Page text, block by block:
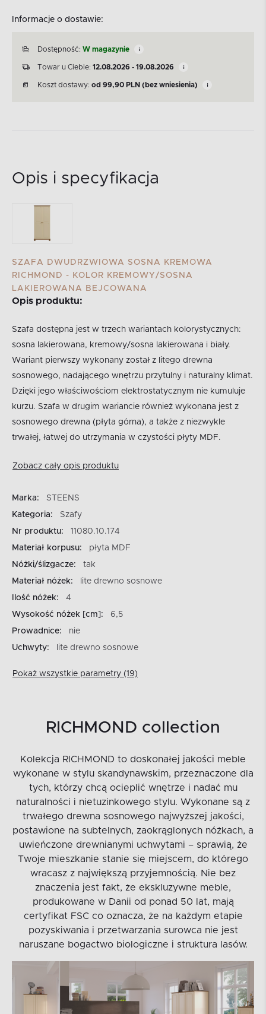
Informacje o dostawie:
Dostępność: W magazynie
Towar u Ciebie: 12.08.2026 - 19.08.2026
Koszt dostawy: od 99,90 PLN (bez wniesienia)
Opis i specyfikacja
SZAFA DWUDRZWIOWA SOSNA KREMOWA
RICHMOND - KOLOR KREMOWY/SOSNA
LAKIEROWANA BEJCOWANA
Opis produktu:
Szafa dostępna jest w trzech wariantach kolorystycznych:
sosna lakierowana, kremowy/sosna lakierowana i biały.
Wariant pierwszy wykonany został z litego drewna
sosnowego, nadającego wnętrzu przytulny i naturalny klimat.
Dzięki jego właściwościom elektrostatycznym nie kumuluje
kurzu. Szafa w drugim wariancie również wykonana jest z
sosnowego drewna (płyta górna), a także z niezwykle
trwałej, łatwej do utrzymania w czystości płyty MDF.
Zobacz cały opis produktu
Marka:
STEENS
Kategoria:
Szafy
Nr produktu:
11080.10.174
Materiał korpusu:
płyta MDF
Nóżki/ślizgacze:
tak
Materiał nóżek:
lite drewno sosnowe
Ilość nóżek:
4
Wysokość nóżek [cm]:
6,5
Prowadnice:
nie
Uchwyty:
lite drewno sosnowe
Pokaż wszystkie parametry (19)
RICHMOND collection
Kolekcja RICHMOND to doskonałej jakości meble
wykonane w stylu skandynawskim, przeznaczone dla
tych, którzy chcą ocieplić wnętrze i nadać mu
naturalności i nietuzinkowego stylu. Wykonane są z
trwałego drewna sosnowego najwyższej jakości,
postawione na subtelnych, zaokrąglonych nóżkach, a
uwieńczone drewnianymi uchwytami – sprawią, że
Twoje mieszkanie stanie się miejscem, do którego
wracasz z największą przyjemnością. Nie bez
znaczenia jest fakt, że ekskluzywne meble,
produkowane w Danii od ponad 50 lat, mają
certyfikat FSC co oznacza, że na każdym etapie
pozyskiwania i przetwarzania surowca nie jest
naruszane bogactwo biologiczne i struktura lasów.